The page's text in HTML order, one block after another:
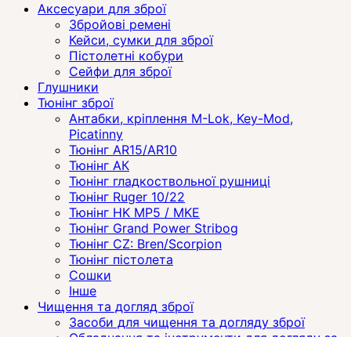
Аксесуари для зброї
Збройові ремені
Кейси, сумки для зброї
Пістолетні кобури
Сейфи для зброї
Глушники
Тюнінг зброї
Антабки, кріплення M-Lok, Key-Mod,
Picatinny
Тюнінг AR15/AR10
Тюнінг АК
Тюнінг гладкоствольної рушниці
Тюнінг Ruger 10/22
Тюнінг HK MP5 / MKE
Тюнінг Grand Power Stribog
Тюнінг CZ: Bren/Scorpion
Тюнінг пістолета
Сошки
Інше
Чищення та догляд зброї
Засоби для чищення та догляду зброї